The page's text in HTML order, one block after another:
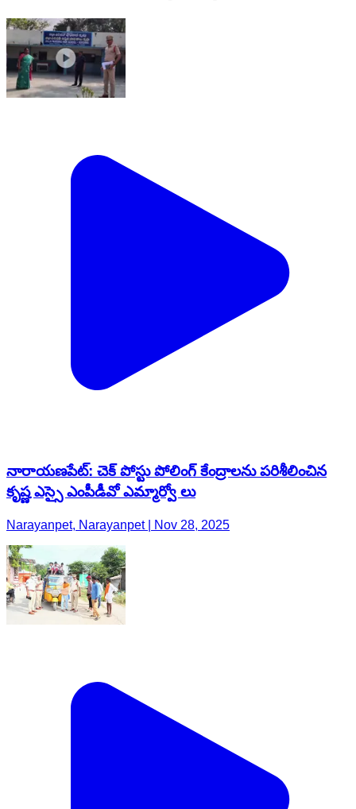
నారాయణపేట్: చెక్ పోస్టు పోలింగ్ కేంద్రాలను పరిశీలించిన
కృష్ణ ఎస్సై ఎంపీడీవో ఎమ్మార్వో లు
Narayanpet, Narayanpet | Nov 28, 2025